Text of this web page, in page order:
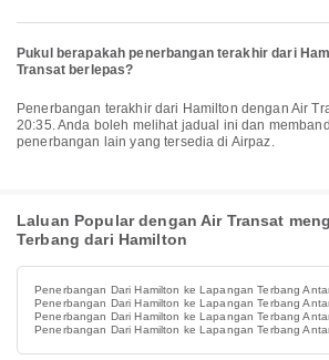
Pukul berapakah penerbangan terakhir dari
Transat berlepas?
Penerbangan terakhir dari Hamilton dengan Air Transat berlepas pada
20:35. Anda boleh melihat jadual ini dan
penerbangan lain yang tersedia di Airpaz.
Laluan Popular dengan Air Transat
Terbang dari Hamilton
Penerbangan Dari Hamilton ke Lapangan Terbang
Penerbangan Dari Hamilton ke Lapangan Terbang
Penerbangan Dari Hamilton ke Lapangan Terbang
Penerbangan Dari Hamilton ke Lapangan Terbang